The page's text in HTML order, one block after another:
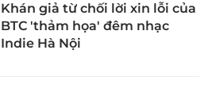
Khán giả từ chối lời xin lỗi của
BTC 'thảm họa' đêm nhạc
Indie Hà Nội